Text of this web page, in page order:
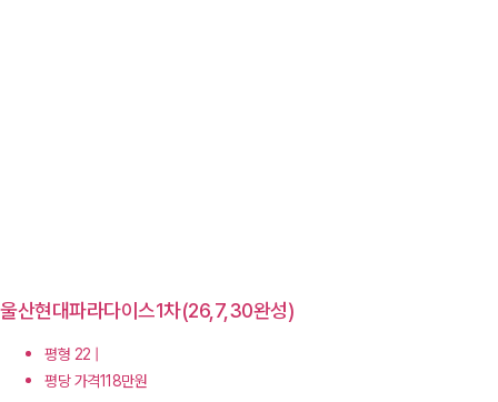
울산현대파라다이스1차(26,7,30완성)
평형 22 |
평당 가격118만원